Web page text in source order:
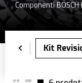
Componenti BOSCH Bici e
Bosch ebike,